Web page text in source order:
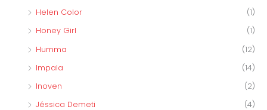
Helen Color
(1)
Honey Girl
(1)
Humma
(12)
Impala
(14)
Inoven
(2)
Jéssica Demeti
(4)